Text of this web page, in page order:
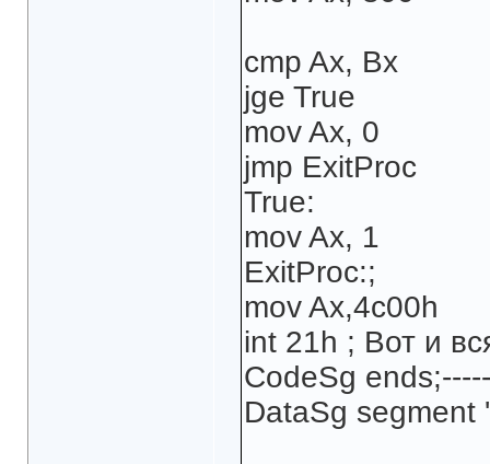
cmp Ax, Bx
jge True
mov Ax, 0
jmp ExitProc
True:
mov Ax, 1
ExitProc:;
mov Ax,4c00h
int 21h ; Вот и
CodeSg
DataSg segment